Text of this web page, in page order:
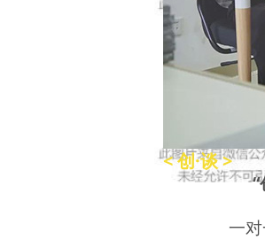
< 创·谈 >
一